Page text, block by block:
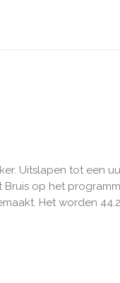
Uitslapen tot een
Bruis op het
Het worden